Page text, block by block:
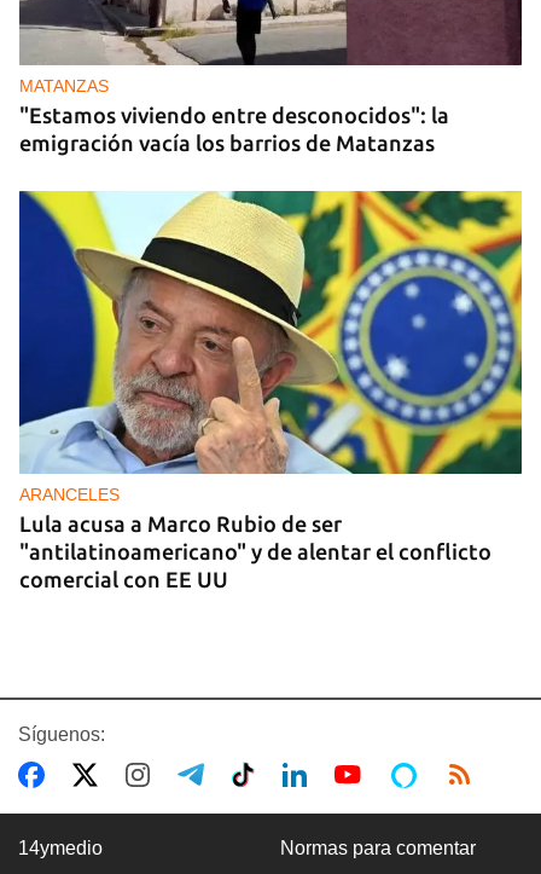
MATANZAS
"Estamos viviendo entre desconocidos": la
emigración vacía los barrios de Matanzas
ARANCELES
Lula acusa a Marco Rubio de ser
"antilatinoamericano" y de alentar el conflicto
comercial con EE UU
Síguenos:
14ymedio Normas para comentar